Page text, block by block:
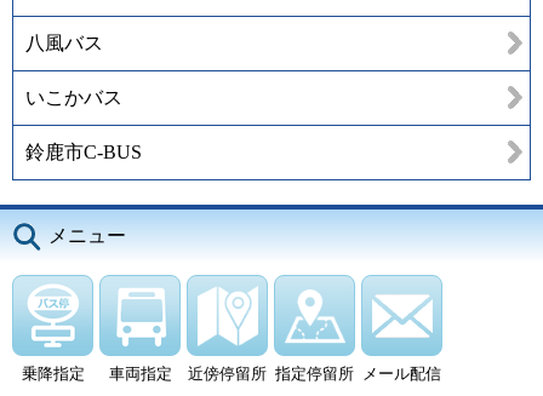
八風バス
いこかバス
鈴鹿市C-BUS
メニュー
乗降指定 車両指定 近傍停留所 指定停留所 メール配信